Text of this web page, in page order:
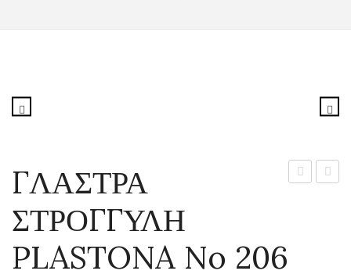
ΓΛΑΣΤΡΑ
ΣΤΡΟΓΓΥΛΗ
PLASTONA No 206